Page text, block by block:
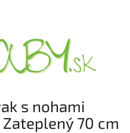
s nohami
70 cm